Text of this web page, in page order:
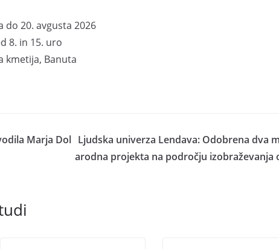
do 20. avgusta 2026
8. in 15. uro
kmetija, Banuta
Marja Dol Ljudska univerza Lendava: Odobrena dva
arodna projekta na področju izobraževanja